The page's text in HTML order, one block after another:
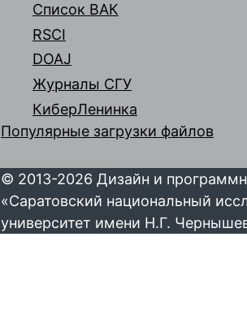
Список ВАК
RSCI
DOAJ
Журналы СГУ
КиберЛенинка
Популярные загрузки файлов
© 2013-2026 Дизайн и
«Саратовский национальный
университет имени Н.Г.